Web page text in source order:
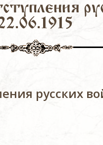
русских